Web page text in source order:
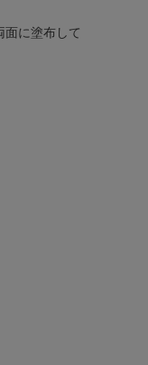
に塗布して